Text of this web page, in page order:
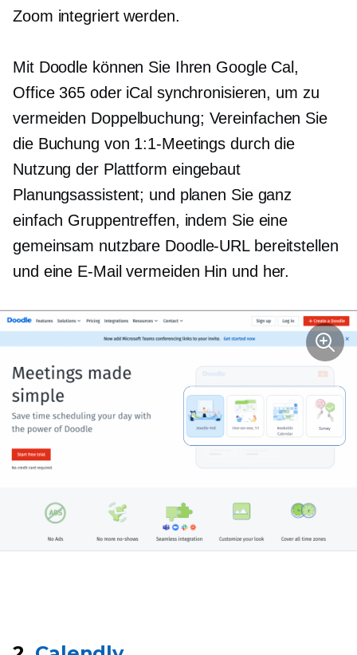
Zoom integriert werden.
Mit Doodle können Sie Ihren Google Cal,
Office 365 oder iCal synchronisieren, um zu
vermeiden Doppelbuchung; Vereinfachen Sie
die Buchung von 1:1-Meetings durch die
Nutzung der Plattform eingebaut
Planungsassistent; und planen Sie ganz
einfach Gruppentreffen, indem Sie eine
gemeinsam nutzbare Doodle-URL bereitstellen
und eine E-Mail vermeiden Hin und her.